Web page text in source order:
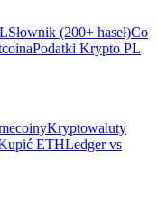
Słownik (200+ haseł)Co
Podatki Krypto PL
Kryptowaluty
ETHLedger vs